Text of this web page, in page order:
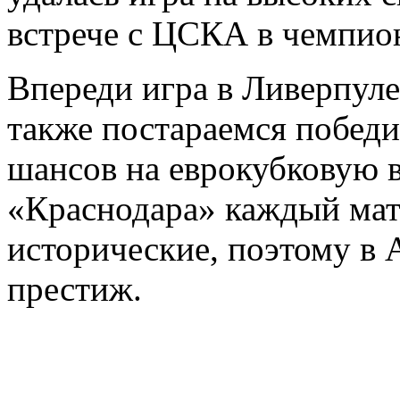
встрече с ЦСКА в
Впереди игра в
также постараемся
шансов на еврокубковую
«Краснодара» каждый
исторические, поэтому в
престиж.